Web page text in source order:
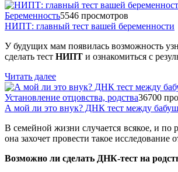
Беременность5546 просмотров
НИПТ: главный тест вашей беременности
У будущих мам появилась возможность
сделать тест НИПТ и ознакомиться с
Читать далее
Установление отцовства, родства36700
А мой ли это внук? ДНК тест между
В семейной жизни случается всякое, и по
она захочет провести такое исследование
Возможно ли сделать ДНК-тест на